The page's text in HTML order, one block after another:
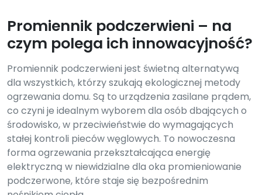
Promiennik podczerwieni – na
czym polega ich innowacyjność?
Promiennik podczerwieni jest świetną alternatywą
dla wszystkich, którzy szukają ekologicznej metody
ogrzewania domu. Są to urządzenia zasilane prądem,
co czyni je idealnym wyborem dla osób dbających o
środowisko, w przeciwieństwie do wymagających
stałej kontroli pieców węglowych. To nowoczesna
forma ogrzewania przekształcająca energię
elektryczną w niewidzialne dla oka promieniowanie
podczerwone, które staje się bezpośrednim